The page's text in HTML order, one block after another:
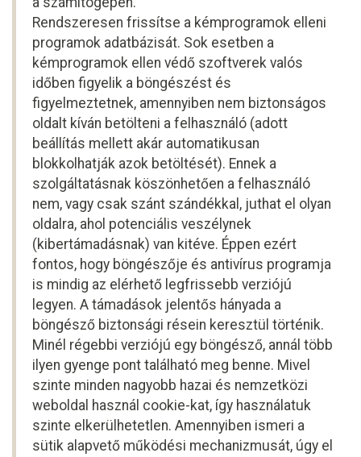
Rendszeresen frissítse a kémprogramok elleni
programok adatbázisát. Sok esetben a
kémprogramok ellen védő szoftverek valós
időben figyelik a böngészést és
figyelmeztetnek, amennyiben nem biztonságos
oldalt kíván betölteni a felhasználó (adott
beállítás mellett akár automatikusan
blokkolhatják azok betöltését). Ennek a
szolgáltatásnak köszönhetően a felhasználó
nem, vagy csak szánt szándékkal, juthat el olyan
oldalra, ahol potenciális veszélynek
(kibertámadásnak) van kitéve. Éppen ezért
fontos, hogy böngészője és antivírus programja
is mindig az elérhető legfrissebb verziójú
legyen. A támadások jelentős hányada a
böngésző biztonsági résein keresztül történik.
Minél régebbi verziójú egy böngésző, annál több
ilyen gyenge pont található meg benne. Mivel
szinte minden nagyobb hazai és nemzetközi
weboldal használ cookie-kat, így használatuk
szinte elkerülhetetlen. Amennyiben ismeri a
sütik alapvető működési mechanizmusát, úgy el